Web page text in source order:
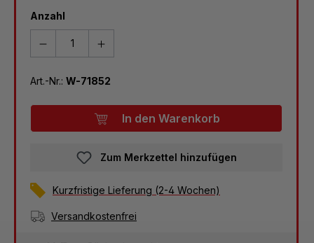
Anzahl
Art.-Nr.: W-71852
In den Warenkorb
Zum Merkzettel hinzufügen
Kurzfristige Lieferung (2-4 Wochen)
Versandkostenfrei